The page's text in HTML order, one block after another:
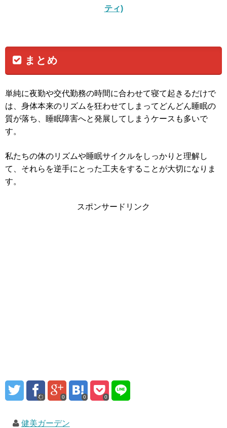
ティ)
まとめ
単純に夜勤や交代勤務の時間に合わせて寝て起きるだけで
は、身体本来のリズムを狂わせてしまってどんどん睡眠の
質が落ち、睡眠障害へと発展してしまうケースも多いで
す。
私たちの体のリズムや睡眠サイクルをしっかりと理解し
て、それらを逆手にとった工夫をすることが大切になりま
す。
スポンサードリンク
0 0 0
健美ガーデン